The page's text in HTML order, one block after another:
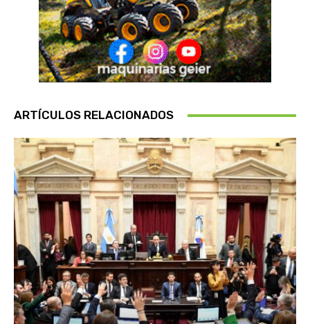
ARTÍCULOS RELACIONADOS